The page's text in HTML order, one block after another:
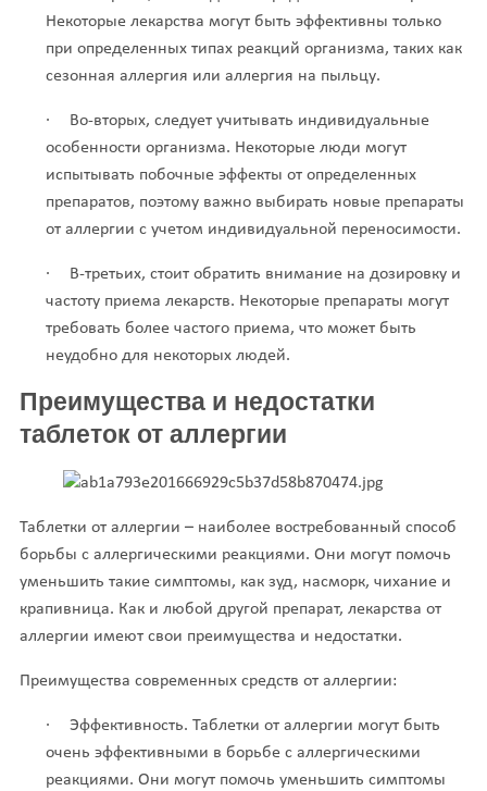
Некоторые лекарства могут быть эффективны только
при определенных типах реакций организма, таких как
сезонная аллергия или аллергия на пыльцу.
·
Во-вторых, следует учитывать индивидуальные
особенности организма. Некоторые люди могут
испытывать побочные эффекты от определенных
препаратов, поэтому важно выбирать новые препараты
от аллергии с учетом индивидуальной переносимости.
·
В-третьих, стоит обратить внимание на дозировку и
частоту приема лекарств. Некоторые препараты могут
требовать более частого приема, что может быть
неудобно для некоторых людей.
Преимущества и недостатки
таблеток от аллергии
Таблетки от аллергии – наиболее востребованный способ
борьбы с аллергическими реакциями. Они могут помочь
уменьшить такие симптомы, как зуд, насморк, чихание и
крапивница. Как и любой другой препарат, лекарства от
аллергии имеют свои преимущества и недостатки.
Преимущества современных средств от аллергии:
·
Эффективность. Таблетки от аллергии могут быть
очень эффективными в борьбе с аллергическими
реакциями. Они могут помочь уменьшить симптомы